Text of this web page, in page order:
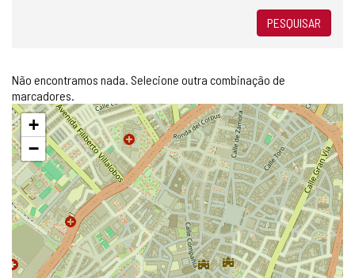
PESQUISAR
Não encontramos nada. Selecione outra combinação de
marcadores.
Pular
mapa
+
−